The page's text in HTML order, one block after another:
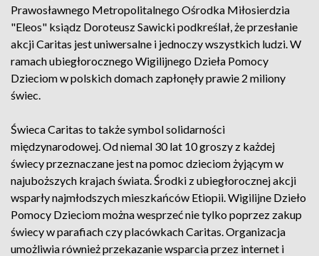
Prawosławnego Metropolitalnego Ośrodka Miłosierdzia
"Eleos" ksiądz Doroteusz Sawicki podkreślał, że przesłanie
akcji Caritas jest uniwersalne i jednoczy wszystkich ludzi. W
ramach ubiegłorocznego Wigilijnego Dzieła Pomocy
Dzieciom w polskich domach zapłonęły prawie 2 miliony
świec.
Świeca Caritas to także symbol solidarności
międzynarodowej. Od niemal 30 lat 10 groszy z każdej
świecy przeznaczane jest na pomoc dzieciom żyjącym w
najuboższych krajach świata. Środki z ubiegłorocznej akcji
wsparły najmłodszych mieszkańców Etiopii. Wigilijne Dzieło
Pomocy Dzieciom można wesprzeć nie tylko poprzez zakup
świecy w parafiach czy placówkach Caritas. Organizacja
umożliwia również przekazanie wsparcia przez internet i